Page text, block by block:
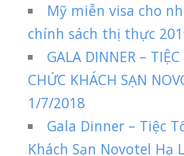
Mỹ miễn visa cho
chính sách thị thực
GALA DINNER –
CHỨC KHÁCH SẠN
1/7/2018
Gala Dinner – Tiệc
Khách Sạn Novotel Hạ